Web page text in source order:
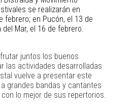
se realizarán en
febrero; en Pucón, el 13 de
Mar, el 16 de febrero.
juntos los buenos
las actividades desarrolladas
vuelve a presentar este
grandes bandas y cantantes
lo mejor de sus repertorios.